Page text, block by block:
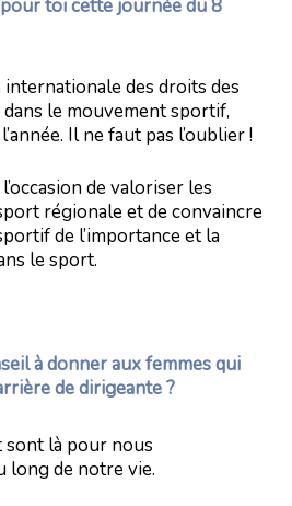
toi cette journée du 8
des droits des
le mouvement sportif,
Il ne faut pas l’oublier !
de valoriser les
régionale et de convaincre
de l’importance et la
le sport.
à donner aux femmes qui
de dirigeante ?
sont là pour nous
long de notre vie.